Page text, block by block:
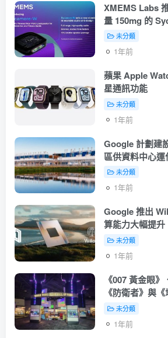
XMEMS Labs
量 150mg 的
單體未分類
1年前
蘋果 Apple
星通訊功能
未分類
1年前
Google 計劃建
區供資料中心運
未分類
1年前
Google 推出
算能力大幅提升
未分類
1年前
《007 黃金眼
《防衛者》與
電玩名人堂
未分類
1年前